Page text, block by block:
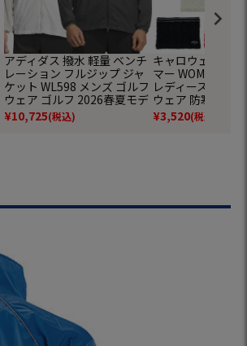
アディダス 撥水 軽量 ベンチ
レーション フルジップ ジャ
ケット WL598 メンズ ゴルフ
ウェア ゴルフ 2026春夏モデ
ル adidas 日本正規品
¥10,725(税込)
キャロウェイ ネ
マー WOMENS
レディース
ウェア 防寒 あっ
25秋冬モデル 日
¥3,520(税込)